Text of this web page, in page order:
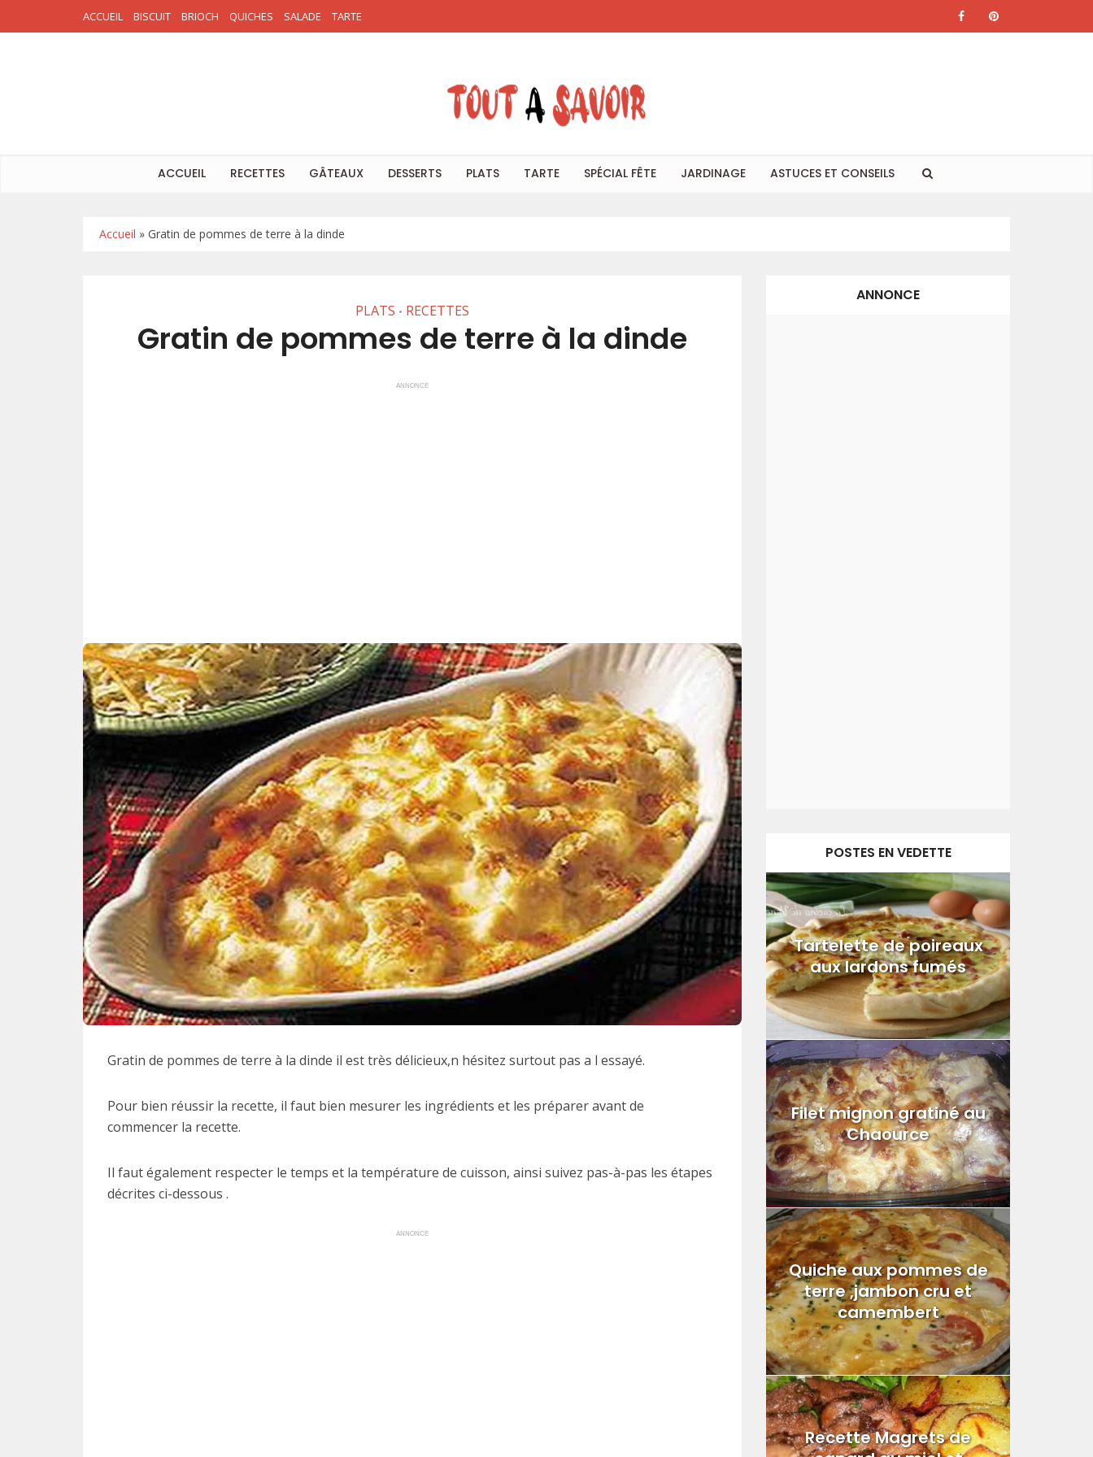
ACCUEIL BISCUIT BRIOCH QUICHES SALADE TARTE
ACCUEIL RECETTES GÂTEAUX DESSERTS PLATS TARTE SPÉCIAL FÊTE JARDINAGE ASTUCES ET CONSEILS
Accueil » Gratin de pommes de terre à la dinde
PLATS • RECETTES
Gratin de pommes de terre à la dinde
ANNONCE
Gratin de pommes de terre à la dinde il est très délicieux,n hésitez surtout pas a l essayé.
Pour bien réussir la recette, il faut bien mesurer les ingrédients et les préparer avant de
commencer la recette.
Il faut également respecter le temps et la température de cuisson, ainsi suivez pas-à-pas les étapes
décrites ci-dessous .
ANNONCE
ANNONCE
POSTES EN VEDETTE
Tartelette de poireaux
aux lardons fumés
Filet mignon gratiné au
Chaource
Quiche aux pommes de
terre ,jambon cru et
camembert
Recette Magrets de